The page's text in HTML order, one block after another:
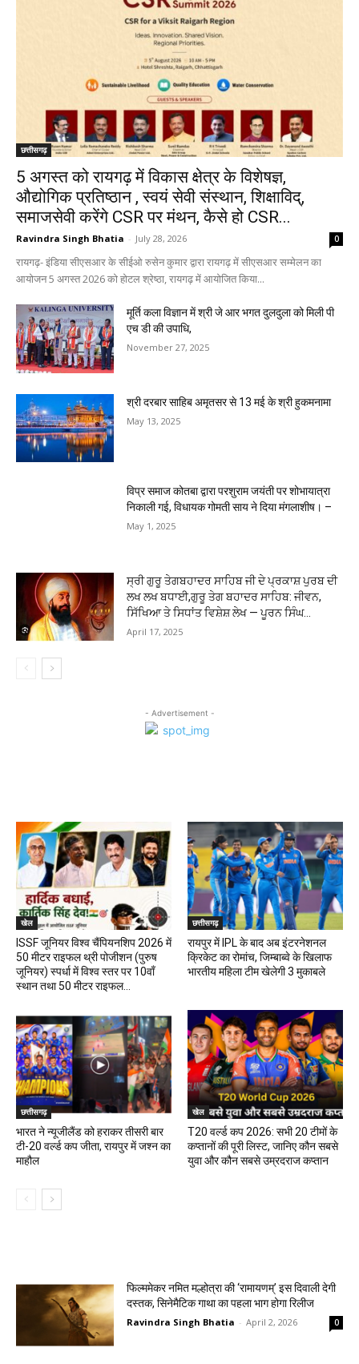
छत्तीसगढ़
5 अगस्त को रायगढ़ में विकास क्षेत्र के विशेषज्ञ,
औद्योगिक प्रतिष्ठान , स्वयं सेवी संस्थान, शिक्षाविद्,
समाजसेवी करेंगे CSR पर मंथन, कैसे हो CSR...
Ravindra Singh Bhatia - July 28, 2026 0
रायगढ़- इंडिया सीएसआर के सीईओ रुसेन कुमार द्वारा रायगढ़ में सीएसआर सम्मेलन का
आयोजन 5 अगस्त 2026 को होटल श्रेष्ठा, रायगढ़ में आयोजित किया...
मूर्ति कला विज्ञान में श्री जे आर भगत दुलदुला को मिली पी
एच डी की उपाधि,
November 27, 2025
श्री दरबार साहिब अमृतसर से 13 मई के श्री हुकमनामा
May 13, 2025
विप्र समाज कोतबा द्वारा परशुराम जयंती पर शोभायात्रा
निकाली गई, विधायक गोमती साय ने दिया मंगलाशीष। –
May 1, 2025
ਸ੍ਰੀ ਗੁਰੂ ਤੇਗਬਹਾਦਰ ਸਾਹਿਬ ਜੀ ਦੇ ਪ੍ਰਕਾਸ਼ ਪੁਰਬ ਦੀ
ਲਖ ਲਖ ਬਧਾਈ,ਗੁਰੂ ਤੇਗ ਬਹਾਦਰ ਸਾਹਿਬ: ਜੀਵਨ,
ਸਿੱਖਿਆ ਤੇ ਸਿਧਾਂਤ ਵਿਸ਼ੇਸ਼ ਲੇਖ — ਪੂਰਨ ਸਿੰਘ...
April 17, 2025
- Advertisement -
खेल
ISSF जूनियर विश्व चैंपियनशिप 2026 में
50 मीटर राइफल थ्री पोजीशन (पुरुष
जूनियर) स्पर्धा में विश्व स्तर पर 10वाँ
स्थान तथा 50 मीटर राइफल...
छत्तीसगढ़
रायपुर में IPL के बाद अब इंटरनेशनल
क्रिकेट का रोमांच, जिम्बाब्वे के खिलाफ
भारतीय महिला टीम खेलेगी 3 मुकाबले
छत्तीसगढ़
भारत ने न्यूजीलैंड को हराकर तीसरी बार
टी-20 वर्ल्ड कप जीता, रायपुर में जश्न का
माहौल
खेल
T20 वर्ल्ड कप 2026: सभी 20 टीमों के
कप्तानों की पूरी लिस्ट, जानिए कौन सबसे
युवा और कौन सबसे उम्रदराज कप्तान
फिल्ममेकर नमित मल्होत्रा की ‘रामायणम्’ इस दिवाली देगी
दस्तक, सिनेमैटिक गाथा का पहला भाग होगा रिलीज
Ravindra Singh Bhatia - April 2, 2026 0